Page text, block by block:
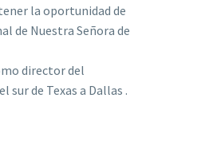
la oportunidad de
de Nuestra Señora de
director del
de Texas a Dallas .